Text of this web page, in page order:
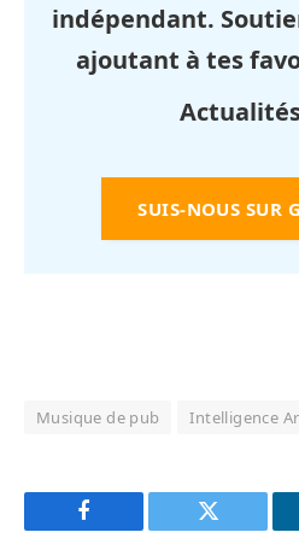
indépendant.
ajoutant à tes
SUIS-NOUS SUR
Musique de pub Intelligence
Facebook Twitter